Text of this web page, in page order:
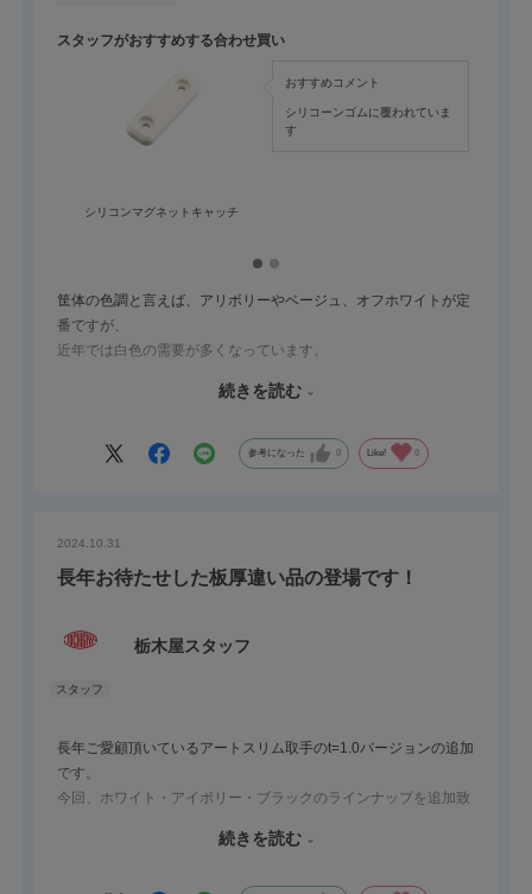
スタッフがおすすめする合わせ買い
シリコンマグネットキャッチ
おすすめコメント
シリコーンゴムに覆われていま
す
筐体の色調と言えば、アリボリーやベージュ、オフホワイトが定
番ですが、
近年では白色の需要が多くなっています。
ちょっとした部品まで、色調が統一されていると、製品全体の価
ており、対候性に優れたAES製を使用しています。
続きを読む
参考になった 0 Like! 0
2024.10.31
長年お待たせした板厚違い品の登場です！
栃木屋スタッフ
長年ご愛顧頂いているアートスリム取手のt=1.0バージョンの追加
です。
今回、ホワイト・アイボリー・ブラックのラインナップを追加致
他の色違いも特注対応可能ですので、最寄りの営業担当にご確認
続きを読む